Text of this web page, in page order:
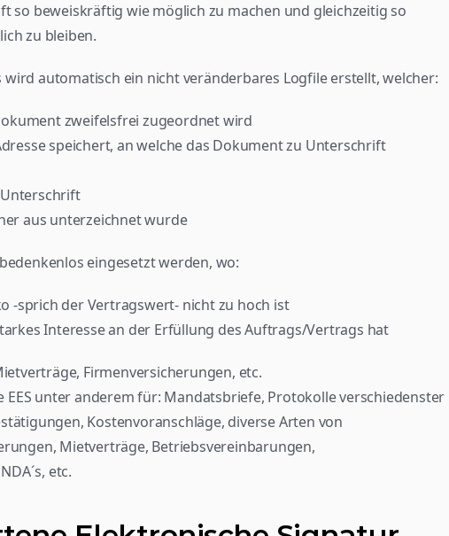
so beweiskräftig wie möglich zu machen und gleichzeitig so
zu bleiben.
automatisch ein nicht veränderbares Logfile erstellt, welcher:
zweifelsfrei zugeordnet wird
speichert, an welche das Dokument zu Unterschrift
aus unterzeichnet wurde
eingesetzt werden, wo:
-sprich der Vertragswert- nicht zu hoch ist
Interesse an der Erfüllung des Auftrags/Vertrags hat
Firmenversicherungen, etc.
EES unter anderem für: Mandatsbriefe, Protokolle verschiedenster
Kostenvoranschläge, diverse Arten von
Mietverträge, Betriebsvereinbarungen,
etc.